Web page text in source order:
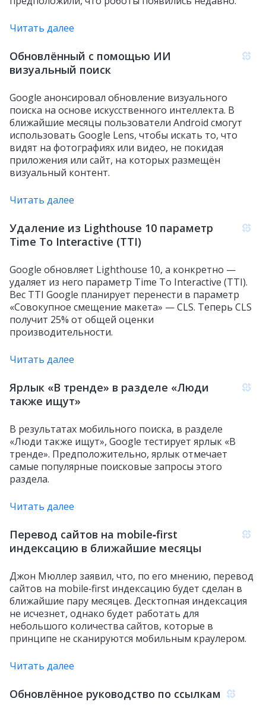
Читать далее
Обновлённый с помощью ИИ
визуальный поиск
Google анонсировал обновление визуального
поиска на основе искусственного интеллекта. В
ближайшие месяцы пользователи Android смогут
использовать Google Lens, чтобы искать то, что
видят на фотографиях или видео, не покидая
приложения или сайт, на которых размещён
визуальный контент.
Читать далее
Удаление из Lighthouse 10 параметр
Time To Interactive (TTI)
Google обновляет Lighthouse 10, а конкретно —
удаляет из него параметр Time To Interactive (TTI).
Вес TTI Google планирует перенести в параметр
«Совокупное смещение макета» — CLS. Теперь CLS
получит 25% от общей оценки
производительности.
Читать далее
Ярлык «В тренде» в разделе «Люди
также ищут»
В результатах мобильного поиска, в разделе
«Люди также ищут», Google тестирует ярлык «В
тренде». Предположительно, ярлык отмечает
самые популярные поисковые запросы этого
раздела.
Читать далее
Перевод сайтов на mobile‑first
индексацию в ближайшие месяцы
Джон Мюллер заявил, что, по его мнению, перевод
сайтов на mobile‑first индексацию будет сделан в
ближайшие пару месяцев. Десктопная индексация
не исчезнет, ​​однако будет работать для
небольшого количества сайтов, которые в
принципе не сканируются мобильным краулером.
Читать далее
Обновлённое руководство по ссылкам